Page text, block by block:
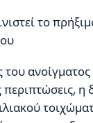
το
του
περιπτώσεις,